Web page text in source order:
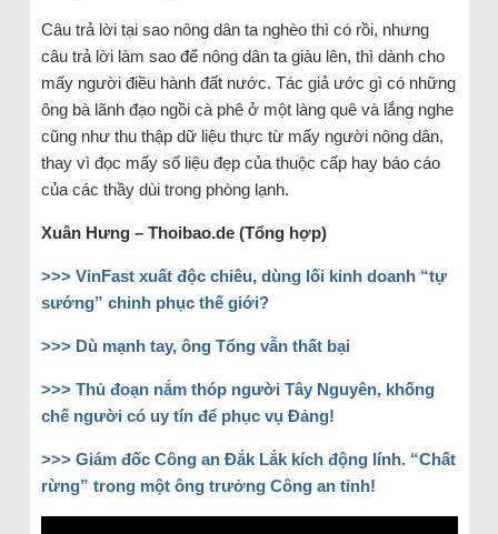
Câu trả lời tại sao nông dân ta nghèo thì có rồi, nhưng
câu trả lời làm sao để nông dân ta giàu lên, thì dành cho
mấy người điều hành đất nước. Tác giả ước gì có những
ông bà lãnh đạo ngồi cà phê ở một làng quê và lắng nghe
cũng như thu thập dữ liệu thực từ mấy người nông dân,
thay vì đọc mấy số liệu đẹp của thuộc cấp hay báo cáo
của các thầy dùi trong phòng lạnh.
Xuân Hưng – Thoibao.de (Tổng hợp)
>>> VinFast xuất độc chiêu, dùng lối kinh doanh “tự
sướng” chinh phục thế giới?
>>> Dù mạnh tay, ông Tổng vẫn thất bại
>>> Thủ đoạn nắm thóp người Tây Nguyên, khống
chế người có uy tín để phục vụ Đảng!
>>> Giám đốc Công an Đắk Lắk kích động lính. “Chất
rừng” trong một ông trưởng Công an tỉnh!